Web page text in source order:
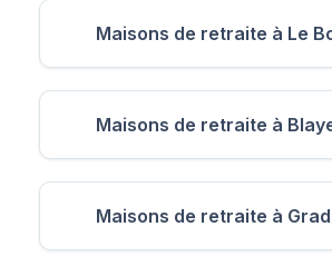
Maisons de retraite à Le
Maisons de retraite à
Maisons de retraite à